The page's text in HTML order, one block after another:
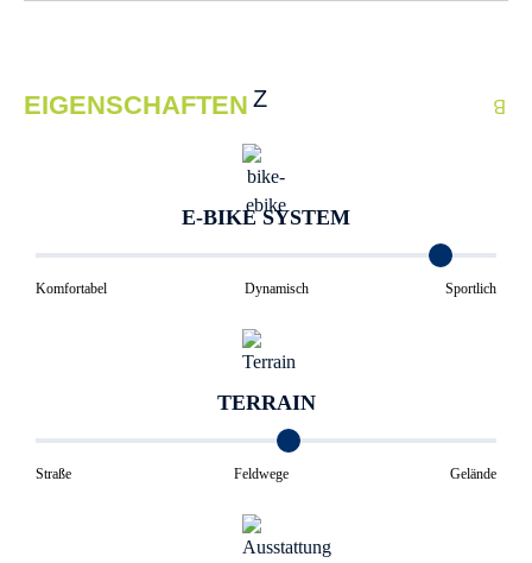
EIGENSCHAFTEN
E-BIKE SYSTEM
Komfortabel Dynamisch Sportlich
TERRAIN
Straße Feldwege Gelände